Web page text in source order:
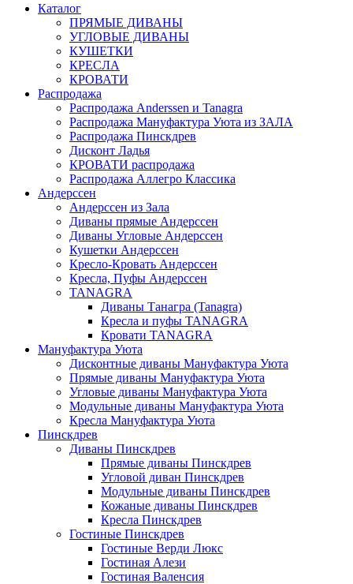
Каталог
ПРЯМЫЕ ДИВАНЫ
УГЛОВЫЕ ДИВАНЫ
КУШЕТКИ
КРЕСЛА
КРОВАТИ
Распродажа
Распродажа Аnderssen и Tanagra
Распродажа Мануфактура Уюта из ЗАЛА
Распродажа Пинскдрев
Дисконт Ладья
КРОВАТИ распродажа
Распродажа Аллегро Классика
Андерссен
Андерсcен из Зала
Диваны прямые Андерссен
Диваны Угловые Андерссен
Кушетки Андерссен
Кресло-Кровать Андерссен
Кресла, Пуфы Андерссен
TANAGRA
Диваны Танагра (Tanagra)
Кресла и пуфы TANAGRA
Кровати TANAGRA
Мануфактура Уюта
Дисконтные диваны Мануфактура Уюта
Прямые диваны Мануфактура Уюта
Угловые диваны Мануфактура Уюта
Модульные диваны Мануфактура Уюта
Кресла Мануфактура Уюта
Пинскдрев
Диваны Пинскдрев
Прямые диваны Пинскдрев
Угловой диван Пинскдрев
Модульные диваны Пинскдрев
Кожаные диваны Пинскдрев
Кресла Пинскдрев
Гостиные Пинскдрев
Гостиные Верди Люкс
Гостиная Алези
Гостиная Валенсия